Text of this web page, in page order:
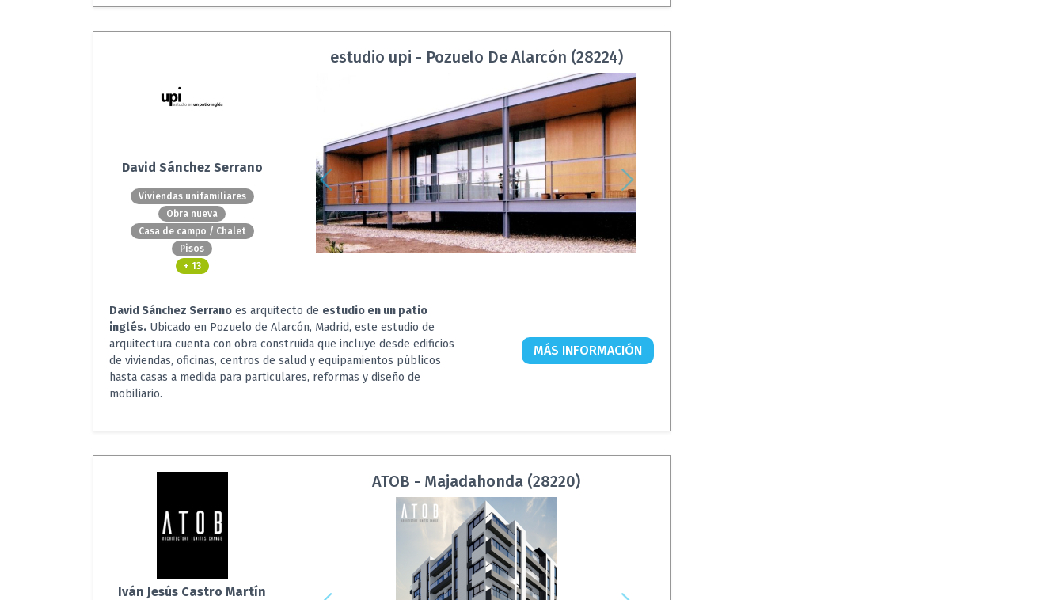
David Sánchez Serrano
Viviendas unifamiliares
Obra nueva
Casa de campo / Chalet
Pisos
+ 13
estudio upi - Pozuelo De Alarcón (28224)
David Sánchez Serrano es arquitecto de estudio en un patio
inglés. Ubicado en Pozuelo de Alarcón, Madrid, este estudio de
arquitectura cuenta con obra construida que incluye desde edificios
de viviendas, oficinas, centros de salud y equipamientos públicos
hasta casas a medida para particulares, reformas y diseño de
mobiliario.
MÁS INFORMACIÓN
Iván Jesús Castro Martín
ATOB - Majadahonda (28220)